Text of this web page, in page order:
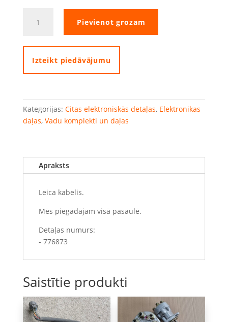
kabelis
quantity
Pievienot grozam
Izteikt piedāvājumu
Kategorijas: Citas elektroniskās detaļas, Elektronikas
daļas, Vadu komplekti un daļas
Apraksts
Leica kabelis.
Mēs piegādājam visā pasaulē.
Detaļas numurs:
- 776873
Saistītie produkti